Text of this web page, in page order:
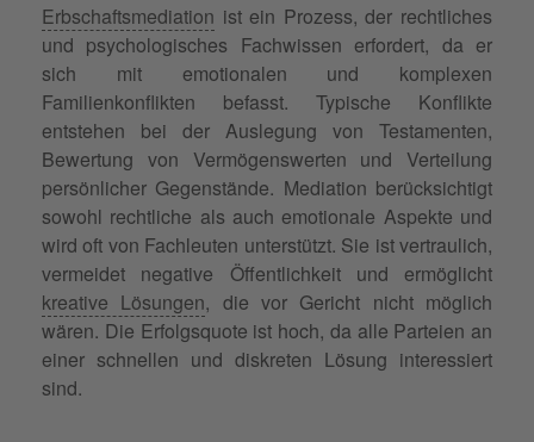
Erbschaftsmediation ist ein Prozess, der rechtliches
und psychologisches Fachwissen erfordert, da er
sich mit emotionalen und komplexen
Familienkonflikten befasst. Typische Konflikte
entstehen bei der Auslegung von Testamenten,
Bewertung von Vermögenswerten und Verteilung
persönlicher Gegenstände. Mediation berücksichtigt
sowohl rechtliche als auch emotionale Aspekte und
wird oft von Fachleuten unterstützt. Sie ist vertraulich,
vermeidet negative Öffentlichkeit und ermöglicht
kreative Lösungen, die vor Gericht nicht möglich
wären. Die Erfolgsquote ist hoch, da alle Parteien an
einer schnellen und diskreten Lösung interessiert
sind.